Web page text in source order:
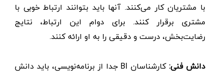
با مشتریان کار می‌کنند. آنها باید بتوانند ارتباط خوبی با
مشتری برقرار کنند. برای دوام این ارتباط، نتایج
رضایت‌بخش، درست و دقیقی را به او ارائه کنند.
دانش فنی:
کارشناسان BI جدا از برنامه‌نویسی، باید دانش